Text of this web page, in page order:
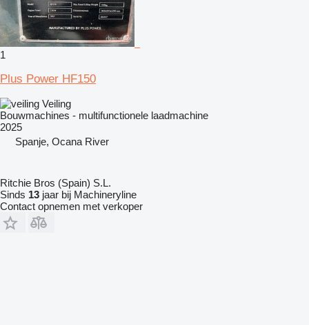
1
Plus Power HF150
Veiling
Bouwmachines - multifunctionele laadmachine
2025
Spanje, Ocana River
Ritchie Bros (Spain) S.L.
Sinds 13 jaar bij Machineryline
Contact opnemen met verkoper